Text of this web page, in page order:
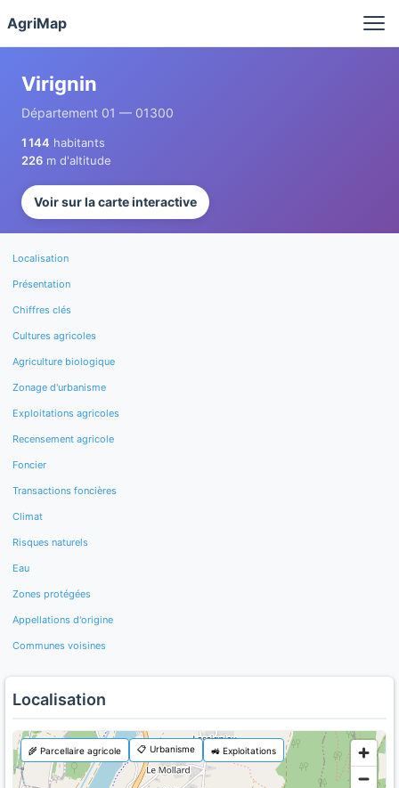
AgriMap
Virignin
Département 01 — 01300
1 144 habitants
226 m d'altitude
Voir sur la carte interactive
Localisation
Présentation
Chiffres clés
Cultures agricoles
Agriculture biologique
Zonage d'urbanisme
Exploitations agricoles
Recensement agricole
Foncier
Transactions foncières
Climat
Risques naturels
Eau
Zones protégées
Appellations d'origine
Communes voisines
Localisation
🌾 Parcellaire agricole 📋 Urbanisme 🚜 Exploitations